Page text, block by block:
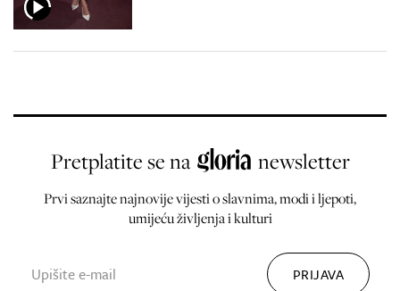
Pretplatite se na newsletter
Prvi saznajte najnovije vijesti o slavnima, modi i ljepoti,
umijeću življenja i kulturi